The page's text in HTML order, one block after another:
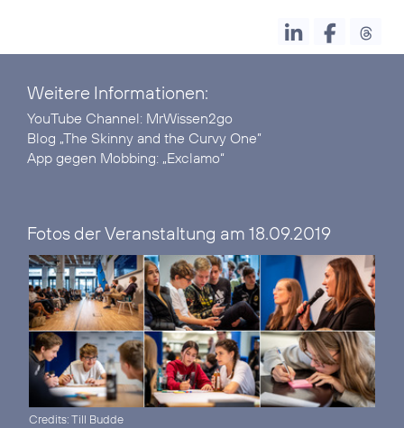
Weitere Informationen:
YouTube Channel: MrWissen2go
Blog „The Skinny and the Curvy One”
App gegen Mobbing: „Exclamo“
Fotos der Veranstaltung am 18.09.2019
Credits: Till Budde